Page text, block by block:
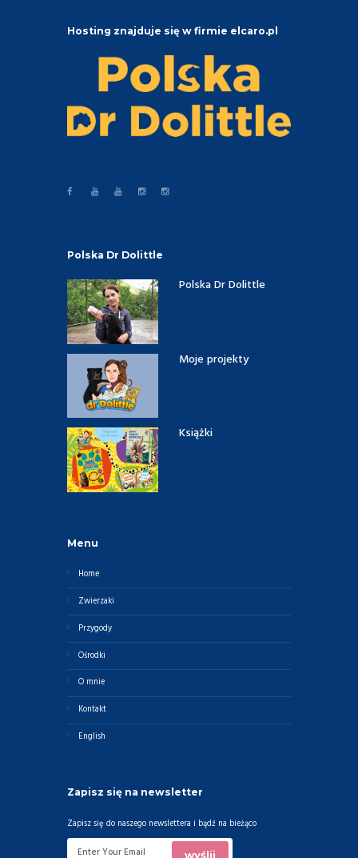
Hosting znajduje się w firmie elcaro.pl
Polska Dr Dolittle
Polska Dr Dolittle
Moje projekty
Książki
Menu
Home
Zwierzaki
Przygody
Ośrodki
O mnie
Kontakt
English
Zapisz się na newsletter
Zapisz się do naszego newslettera i bądź na bieżąco